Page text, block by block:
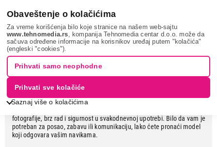
Obaveštenje o kolačićima
Za vreme korišćenja bilo koje stranice na našem web-sajtu
www.tehnomedia.rs , kompanija Tehnomedia centar d.o.o. može da
sačuva određene informacije na korisnikov uređaj putem "kolačića"
(engleski "cookies").
Saznaj više o kolačićima
Prihvati samo neophodne
Prihvati sve kolačiće
Pronađite svoj novi telefon kod nas
Pouzdan izbor za svaki dan
fotografije, brz rad i sigurnost u svakodnevnoj upotrebi. Bilo da vam je
potreban za posao, zabavu ili komunikaciju, lako ćete pronaći model
koji odgovara vašim navikama.